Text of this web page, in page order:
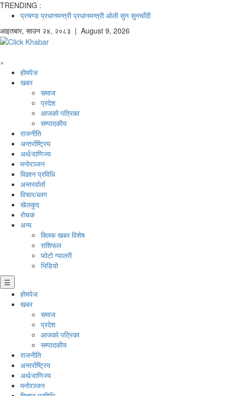
TRENDING :
प्रचण्ड प्रधानमन्त्री प्रधानमन्त्री ओली सुन सुनचाँदी
आइतबार, साउन २४, २०८३ | August 9, 2026
×
होमपेज
खबर
समाज
प्रदेश
आजको पत्रिका
सम्पादकीय
राजनीति
अन्तर्राष्ट्रिय
अर्थ/वाणिज्य
मनाेरञ्जन
विज्ञान प्रविधि
अन्तरर्वार्ता
विचार/ब्लग
खेलकुद
रोचक
अन्य
क्लिक खबर विशेष
राशिफल
फोटो ग्यालरी
भिडियो
☰
होमपेज
खबर
समाज
प्रदेश
आजको पत्रिका
सम्पादकीय
राजनीति
अन्तर्राष्ट्रिय
अर्थ/वाणिज्य
मनाेरञ्जन